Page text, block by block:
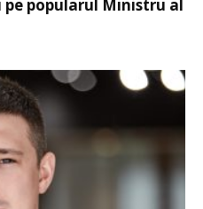
pe popularul Ministru al